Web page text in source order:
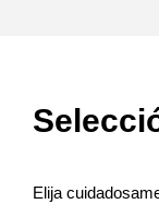
Elija